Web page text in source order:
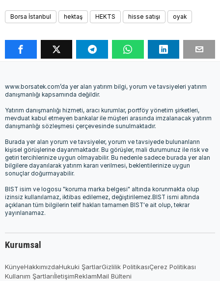
Borsa İstanbul hektaş HEKTS hisse satışı oyak
www.borsatek.com’da yer alan yatırım bilgi, yorum ve tavsiyeleri yatırım
danışmanlığı kapsamında değildir.
Yatırım danışmanlığı hizmeti, aracı kurumlar, portföy yönetim şirketleri,
mevduat kabul etmeyen bankalar ile müşteri arasında imzalanacak yatırım
danışmanlığı sözleşmesi çerçevesinde sunulmaktadır.
Burada yer alan yorum ve tavsiyeler, yorum ve tavsiyede bulunanların
kişisel görüşlerine dayanmaktadır. Bu görüşler, mali durumunuz ile risk ve
getiri tercihlerinize uygun olmayabilir. Bu nedenle sadece burada yer alan
bilgilere dayanılarak yatırım kararı verilmesi, beklentilerinize uygun
sonuçlar doğurmayabilir.
BIST isim ve logosu "koruma marka belgesi" altında korunmakta olup
izinsiz kullanılamaz, iktibas edilemez, değiştirilemez.BIST ismi altında
açıklanan tüm bilgilerin telif hakları tamamen BIST'e ait olup, tekrar
yayınlanamaz.
Kurumsal
KünyeHakkımızdaHukuki ŞartlarGizlilik PolitikasıÇerez Politikası
Kullanım ŞartlarıİletişimReklamMail Bülteni